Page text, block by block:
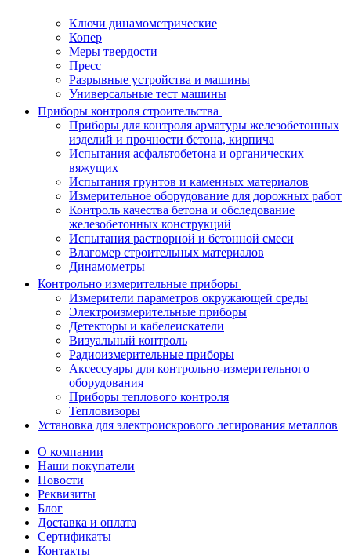
Ключи динамометрические
Копер
Меры твердости
Пресс
Разрывные устройства и машины
Универсальные тест машины
Приборы контроля строительства
Приборы для контроля арматуры железобетонных
изделий и прочности бетона, кирпича
Испытания асфальтобетона и органических
вяжущих
Испытания грунтов и каменных материалов
Измерительное оборудование для дорожных работ
Контроль качества бетона и обследование
железобетонных конструкций
Испытания растворной и бетонной смеси
Влагомер строительных материалов
Динамометры
Контрольно измерительные приборы
Измерители параметров окружающей среды
Электроизмерительные приборы
Детекторы и кабелеискатели
Визуальный контроль
Радиоизмерительные приборы
Аксессуары для контрольно-измерительного
оборудования
Приборы теплового контроля
Тепловизоры
Установка для электроискрового легирования металлов
О компании
Наши покупатели
Новости
Реквизиты
Блог
Доставка и оплата
Сертификаты
Контакты